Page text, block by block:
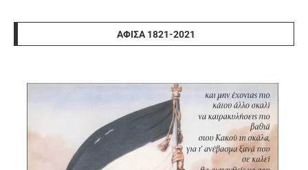
ΑΦΊΣΑ 1821-2021